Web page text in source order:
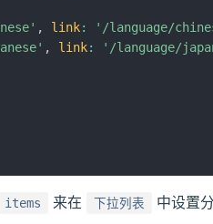
, link: '/language/
, link: '/language/
items 来在 下拉列表 中设置分